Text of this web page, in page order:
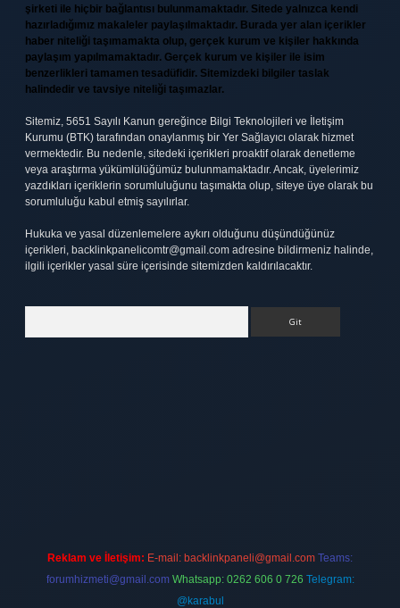
şirketi ile hiçbir bağlantısı bulunmamaktadır. Sitede yalnızca kendi
hazırladığımız makaleler paylaşılmaktadır. Burada yer alan içerikler
haber niteliği taşımamakta olup, gerçek kurum ve kişiler hakkında
paylaşım yapılmamaktadır. Gerçek kurum ve kişiler ile isim
benzerlikleri tamamen tesadüfidir. Sitemizdeki bilgiler taslak
halindedir ve tavsiye niteliği taşımazlar.
Sitemiz, 5651 Sayılı Kanun gereğince Bilgi Teknolojileri ve İletişim
Kurumu (BTK) tarafından onaylanmış bir Yer Sağlayıcı olarak hizmet
vermektedir. Bu nedenle, sitedeki içerikleri proaktif olarak denetleme
veya araştırma yükümlülüğümüz bulunmamaktadır. Ancak, üyelerimiz
yazdıkları içeriklerin sorumluluğunu taşımakta olup, siteye üye olarak bu
sorumluluğu kabul etmiş sayılırlar.
Hukuka ve yasal düzenlemelere aykırı olduğunu düşündüğünüz
içerikleri, backlinkpanelicomtr@gmail.com adresine bildirmeniz halinde,
ilgili içerikler yasal süre içerisinde sitemizden kaldırılacaktır.
Reklam ve İletişim: E-mail: backlinkpaneli@gmail.com Teams:
forumhizmeti@gmail.com Whatsapp: 0262 606 0 726 Telegram:
@karabul